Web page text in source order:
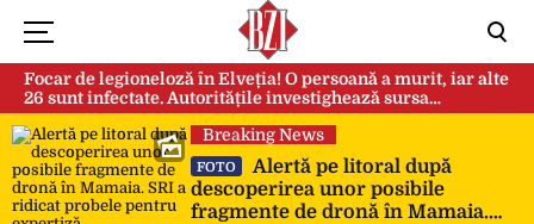
Focar de legioneloză în Elveția! O persoană a murit, iar alte
26 sunt infectate. Autoritățile investighează sursa
contaminării
Breaking News
FOTO
Alertă pe litoral după
descoperirea unor posibile
fragmente de dronă în Mamaia.